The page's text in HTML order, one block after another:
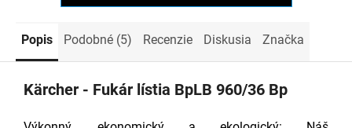
Popis Podobné (5) Recenzie Diskusia Značka
Kärcher - Fukár lístia BpLB 960/36 Bp